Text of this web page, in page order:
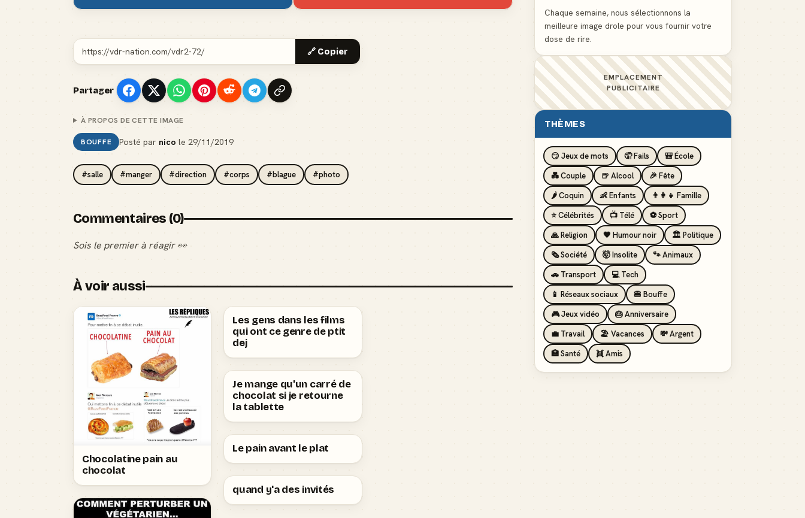
🔗 Copier
Partager
À PROPOS DE CETTE IMAGE
BOUFFE Posté par nico le 29/11/2019
#salle #manger #direction #corps #blague #photo
Commentaires (0)
Sois le premier à réagir 👀
À voir aussi
Chocolatine pain au
chocolat
Les gens dans les films
qui ont ce genre de ptit
dej
Je mange qu'un carré de
chocolat si je retourne
la tablette
Le pain avant le plat
quand y'a des invités
Chaque semaine, nous sélectionnons la
meilleure image drole pour vous fournir votre
dose de rire.
EMPLACEMENT
PUBLICITAIRE
THÈMES
😏 Jeux de mots 🤦 Fails
🎒 École
💑 Couple
🍺 Alcool
🎉 Fête
🌶️ Coquin
👶 Enfants
👨‍👩‍👧 Famille
⭐ Célébrités
📺 Télé
⚽ Sport
🙏 Religion
🖤 Humour noir
🏛️ Politique
🗞️ Société
🤯 Insolite
🐾 Animaux
🚗 Transport
💻 Tech
📱 Réseaux sociaux
🍔 Bouffe
🎮 Jeux vidéo
🎂 Anniversaire
💼 Travail
🏖️ Vacances
💸 Argent
🏥 Santé
👯 Amis